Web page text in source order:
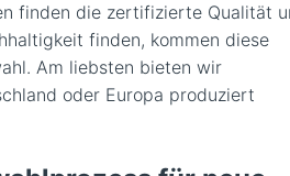
finden die zertifizierte Qualität
finden, kommen diese
Am liebsten bieten wir
oder Europa produziert